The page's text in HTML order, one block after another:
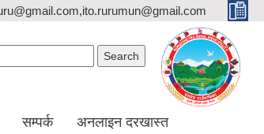
सम्पर्क अनलाइन दरखास्त